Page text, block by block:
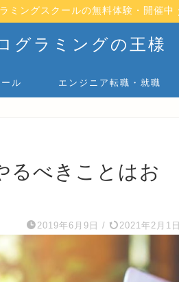
ミングスクールの無料体験・開催中
グラミングの王様
ル エンジニア転職・就職
るべきことはお
2019年6月9日 / 2021年2月1日